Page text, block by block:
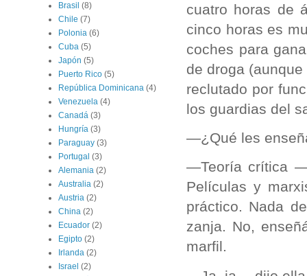
cuatro horas de
cinco horas es
coches para
de droga
reclutado por
los guardias del
—¿Qué les
—Teoría crítica
Películas y
práctico. Nada
zanja. No,
marfil.
Brasil (8)
Chile (7)
Polonia (6)
Cuba (5)
Japón (5)
Puerto Rico (5)
República Dominicana (4)
Venezuela (4)
Canadá (3)
Hungría (3)
Paraguay (3)
Portugal (3)
Alemania (2)
Australia (2)
Austria (2)
China (2)
Ecuador (2)
Egipto (2)
Irlanda (2)
Israel (2)